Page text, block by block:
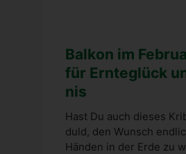
Bal­kon im
für Ern­te­glück
nis
Hast Du auch die­ses
duld, den Wunsch
Hän­den in der Erde zu